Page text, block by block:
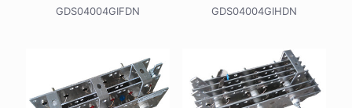
GDS04004GIFDN GDS04004GIHDN